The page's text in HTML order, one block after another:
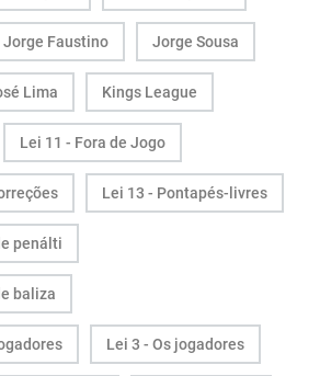
Jorge Faustino Jorge Sousa
Lima Kings League
Lei 11 - Fora de Jogo
Lei 13 - Pontapés-livres
penálti
baliza
Lei 3 - Os jogadores